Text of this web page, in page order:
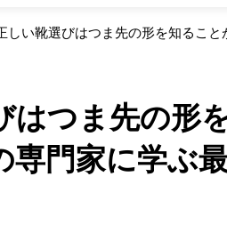
はつま先の形
門家に学ぶ